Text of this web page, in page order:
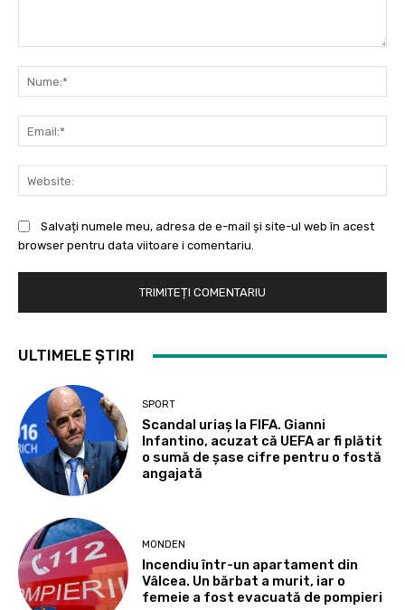
Salvați numele meu, adresa de e-mail și site-ul web în acest
browser pentru data viitoare i comentariu.
ULTIMELE ȘTIRI
SPORT
Scandal uriaș la FIFA. Gianni
Infantino, acuzat că UEFA ar fi plătit
o sumă de șase cifre pentru o fostă
angajată
MONDEN
Incendiu într-un apartament din
Vâlcea. Un bărbat a murit, iar o
femeie a fost evacuată de pompieri